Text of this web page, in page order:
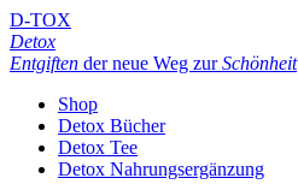
D-TOX
Detox
Entgiften der neue Weg zurSchönheit
Shop
Detox Bücher
Detox Tee
Detox Nahrungsergänzung